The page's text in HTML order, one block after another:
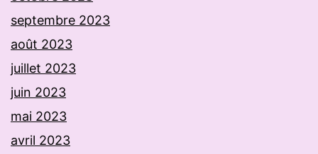
septembre 2023
août 2023
juillet 2023
juin 2023
mai 2023
avril 2023